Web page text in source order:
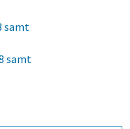
samt
samt